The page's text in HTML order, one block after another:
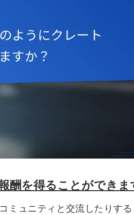
酬を得ることができま
ミュニティと交流したりする